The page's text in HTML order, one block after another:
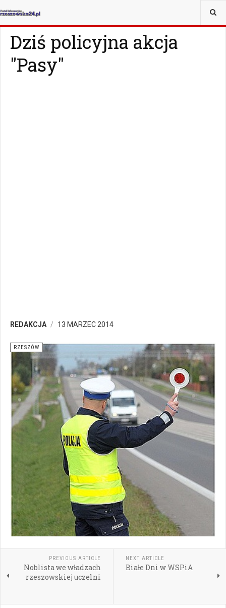
JESTEŚ TUTAJ:
Dziś policyjna akcja
"Pasy"
REDAKCJA 13 MARZEC 2014
RZESZÓW
PREVIOUS ARTICLE
Noblista we władzach
rzeszowskiej uczelni
NEXT ARTICLE
Białe Dni w WSPiA